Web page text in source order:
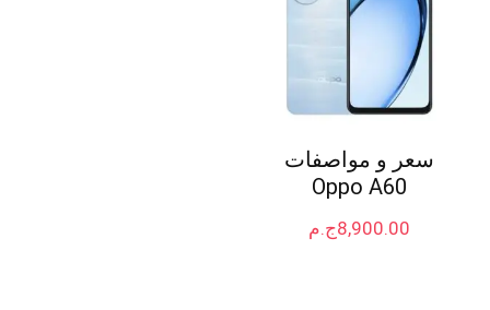
سعر و مواصفات
Oppo A60
ج.م8,900.00